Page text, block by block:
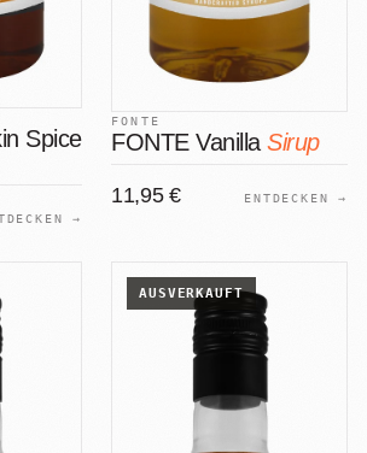
Spice
→
FONTE
FONTE Vanilla Sirup
11,95 € ENTDECKEN →
AUSVERKAUFT